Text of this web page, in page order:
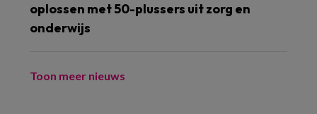
oplossen met 50-plussers uit zorg en
onderwijs
Toon meer nieuws